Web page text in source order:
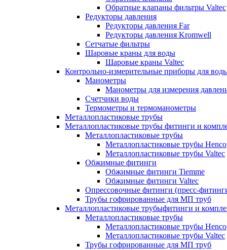
Обратные клапаны фильтры Valtec
Редукторы давления
Редукторы давления Far
Редукторы давления Kromwell
Сетчатые фильтры
Шаровые краны для воды
Шаровые краны Valtec
Контрольно-измерительные приборы для
Манометры
Манометры для измерения
Счетчики воды
Термометры и термоманометры
Металлопластиковые трубы
Металлопластиковые трубы фитинги и
Металлопластиковые трубы
Металлопластиковые трубы Henco
Металлопластиковые трубы Valtec
Обжимные фитинги
Обжимные фитинги Tiemme
Обжимные фитинги Valtec
Опрессовочные фитинги (пресс-
Трубы гофрированные для МП труб
Металлопластиковые трубыфитинги и
Металлопластиковые трубы
Металлопластиковые трубы Henco
Металлопластиковые трубы Valtec
Трубы гофрированные для МП труб